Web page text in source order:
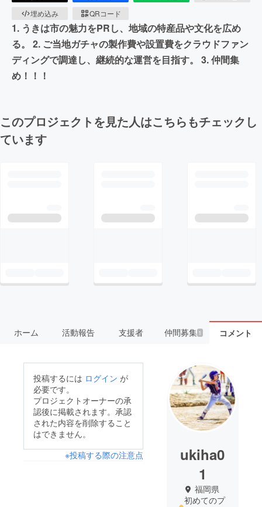
埋め込み
QRコード
1. うきは市の魅力をPRし、地域の特産品や文化を広め
る。 2. ご当地ガチャの製作費や設置費をクラウドファン
ディングで調達し、継続的な運営を目指す。 3. 仲間集
め！！！
このプロジェクトを見た人はこちらもチェックし
ています
ホーム 活動報告 支援者 仲間募集 1 コメント
投稿するには ログイン が
必要です。
プロジェクトオーナーの承
認後に掲載されます。承認
された内容を削除すること
はできません。
※投稿する際の注意点
ukiha0
1
福岡県
初めてのプ